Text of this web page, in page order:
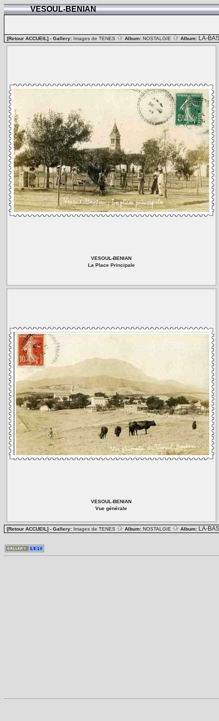
VESOUL-BENIAN
[Retour ACCUEIL] - Gallery: Images de TENES Album: NOSTALGIE Album: LA-BAS
VESOUL-BENIAN
La Place Principale
VESOUL-BENIAN
Vue générale
[Retour ACCUEIL] - Gallery: Images de TENES Album: NOSTALGIE Album: LA-BAS